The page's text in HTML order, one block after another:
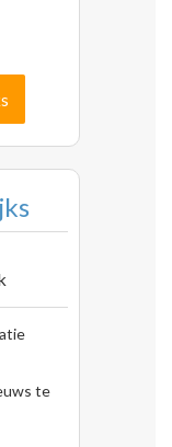
te